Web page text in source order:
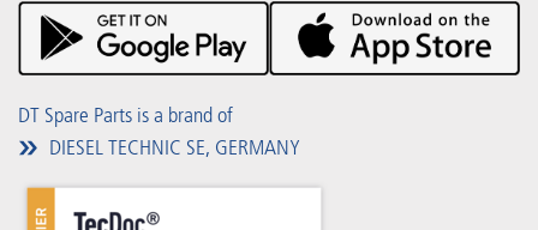
事件
下载
DT Spare Parts is a brand of
DIESEL TECHNIC SE, GERMANY